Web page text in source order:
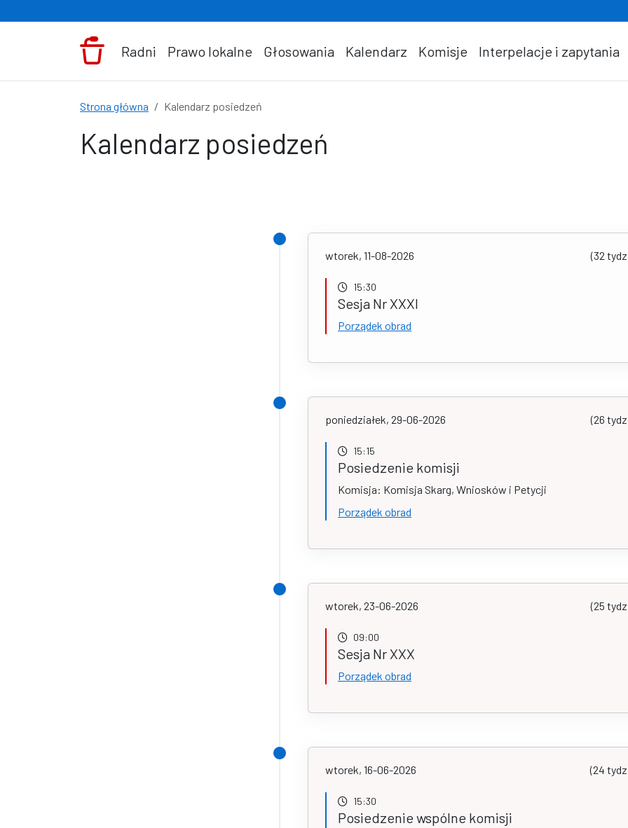
Radni Prawo lokalne Głosowania Kalendarz Komisje Interpelacje i zapytania
Strona główna Kalendarz posiedzeń
Kalendarz posiedzeń
wtorek, 11-08-2026 (32
15:30
Sesja Nr XXXI
Porządek obrad
poniedziałek, 29-06-2026 (26
15:15
Posiedzenie komisji
Komisja: Komisja Skarg, Wniosków i Petycji
Porządek obrad
wtorek, 23-06-2026 (25
09:00
Sesja Nr XXX
Porządek obrad
wtorek, 16-06-2026 (24
15:30
Posiedzenie wspólne komisji